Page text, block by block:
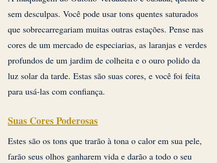
sem desculpas. Você pode usar tons quentes saturados
que sobrecarregariam muitas outras estações. Pense nas
cores de um mercado de especiarias, as laranjas e verdes
profundos de um jardim de colheita e o ouro polido da
luz solar da tarde. Estas são suas cores, e você foi feita
para usá-las com confiança.
Suas Cores Poderosas
Estes são os tons que trarão à tona o calor em sua pele,
farão seus olhos ganharem vida e darão a todo o seu